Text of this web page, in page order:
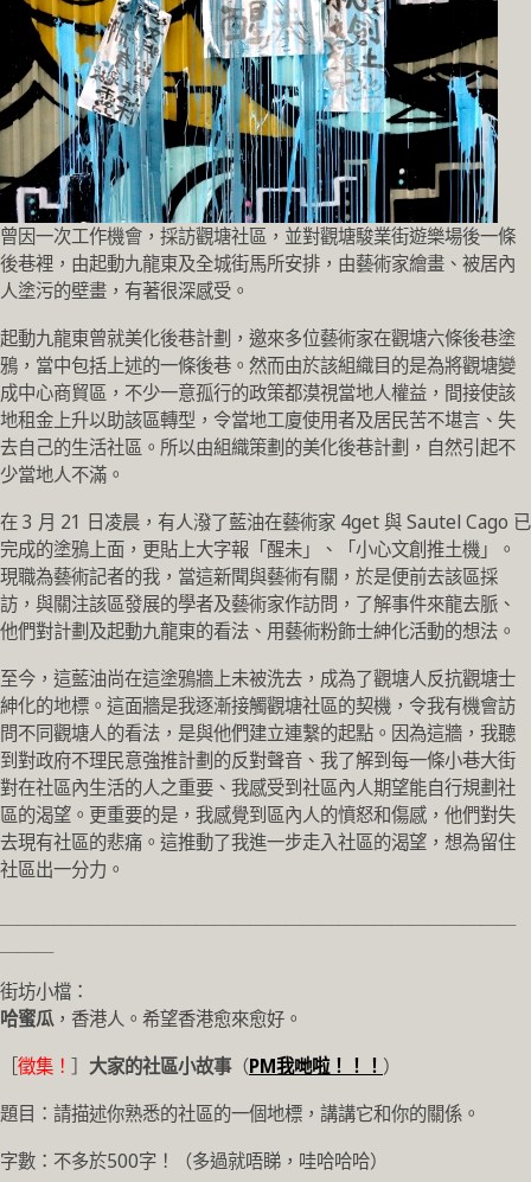
曾因一次工作機會，採訪觀塘社區， 並對觀塘駿業街遊樂場後一條
後巷裡， 由起動九龍東及全城街馬所安排，由藝術家繪畫、 被居內
人塗污的壁畫，有著很深感受。
起動九龍東曾就美化後巷計劃， 邀來多位藝術家在觀塘六條後巷塗
鴉，當中包括上述的一條後巷。 然而由於該組織目的是為將觀塘變
成中心商貿區， 不少一意孤行的政策都漠視當地人權益， 間接使該
地租金上升以助該區轉型， 令當地工廈使用者及居民苦不堪言、失
去自己的生活社區。 所以由組織策劃的美化後巷計劃，自然引起不
少當地人不滿。
在 3 月 21 日凌晨，有人潑了藍油在藝術家 4get 與 Sautel Cago 已
完成的塗鴉上面，更貼上大字報「醒未」、「小心文創推土機」。
現職為藝術記者的我，當這新聞與藝術有關，於是便前去該區採
訪， 與關注該區發展的學者及藝術家作訪問，了解事件來龍去脈、
他們對計劃及起動九龍東的看法、用藝術粉飾士紳化活動的想法。
至今，這藍油尚在這塗鴉牆上未被洗去， 成為了觀塘人反抗觀塘士
紳化的地標。 這面牆是我逐漸接觸觀塘社區的契機， 令我有機會訪
問不同觀塘人的看法，是與他們建立連繫的起點。 因為這牆，我聽
到對政府不理民意強推計劃的反對聲音、 我了解到每一條小巷大街
對在社區內生活的人之重要、 我感受到社區內人期望能自行規劃社
區的渴望。更重要的是， 我感覺到區內人的憤怒和傷感，他們對失
去現有社區的悲痛。 這推動了我進一步走入社區的渴望，想為留住
社區出一分力。
街坊小檔：
哈蜜瓜，香港人。希望香港愈來愈好。
徵集！ ］ 大家的社區小故事（PM我哋啦！！！ ）
題目：請描述你熟悉的社區的一個地標，講講它和你的關係。
字數：不多於500字！（多過就唔睇，哇哈哈哈）